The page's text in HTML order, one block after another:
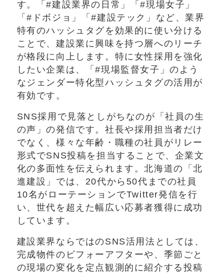
す。「#建設業界の日常」「#現場女子」
「#ドボジョ」「#建設テック」など、業界
特有のハッシュタグを効果的に使い分ける
ことで、建設業に興味を持つ層へのリーチ
が格段に向上します。特に女性採用を強化
したい企業は、「#現場監督女子」のよう
なジェンダー特化型ハッシュタグの活用が
有効です。
SNS採用で見落としがちなのが「社員の生
の声」の発信です。社長や採用担当者だけ
でなく、様々な年齢・職種の社員がリレー
形式でSNS投稿を担当することで、企業文
化の多面性を伝えられます。北海道の「北
進建設」では、20代から50代までの社員
10名がローテーションでTwitter発信を行
い、世代を超えた幅広い応募者獲得に成功
しています。
建設業界ならではのSNS活用法としては、
完成物件のビフォーアフターや、季節ごと
の現場の変化を定点観測的に紹介する投稿